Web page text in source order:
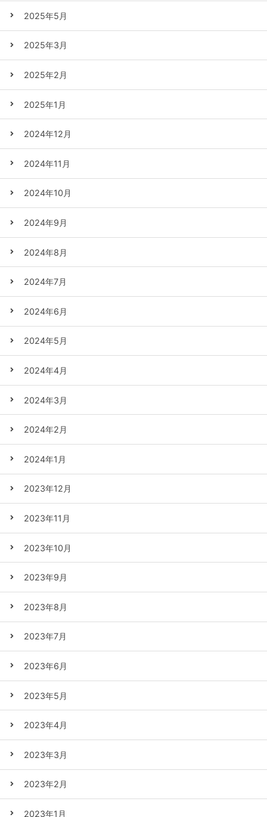
2025年5月
2025年3月
2025年2月
2025年1月
2024年12月
2024年11月
2024年10月
2024年9月
2024年8月
2024年7月
2024年6月
2024年5月
2024年4月
2024年3月
2024年2月
2024年1月
2023年12月
2023年11月
2023年10月
2023年9月
2023年8月
2023年7月
2023年6月
2023年5月
2023年4月
2023年3月
2023年2月
2023年1月